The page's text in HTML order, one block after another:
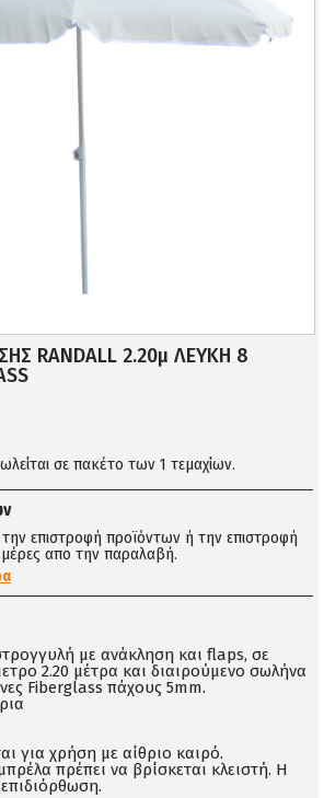
RANDALL 2.20μ ΛΕΥΚΗ 8
σε πακέτο των 1 τεμαχίων.
επιστροφή προϊόντων ή την επιστροφή
απο την παραλαβή.
με ανάκληση και flaps, σε
2.20 μέτρα και διαιρούμενο σωλήνα
Fiberglass πάχους 5mm.
για χρήση με αίθριο καιρό.
πρέπει να βρίσκεται κλειστή. Η